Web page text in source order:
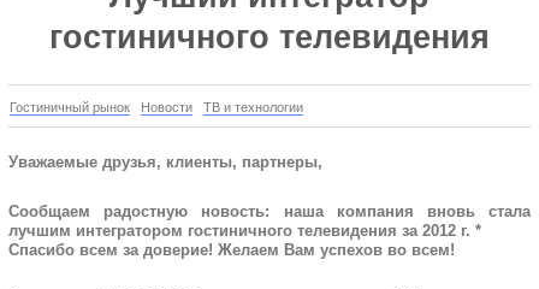
гостиничного телевидения
Гостиничный рынок Новости ТВ и технологии
Уважаемые друзья, клиенты, партнеры,
Сообщаем радостную новость: наша компания вновь стала
лучшим интегратором гостиничного телевидения за 2012 г. *
Спасибо всем за доверие! Желаем Вам успехов во всем!